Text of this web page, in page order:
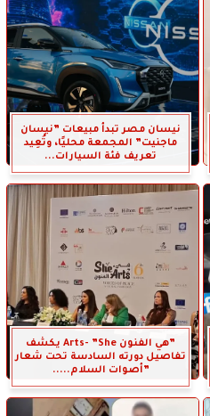
نيسان مصر تبدأ مبيعات ”نيسان
ماجنيت” المجمعة محليًا، وتُعِيد
تعريف فئة السيارات...
”هي الفنون Arts- ”She يكشف
تفاصيل دورته السادسة تحت شعار
”أصوات السلام.....